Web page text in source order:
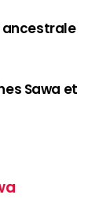
ancestrale
Sawa et